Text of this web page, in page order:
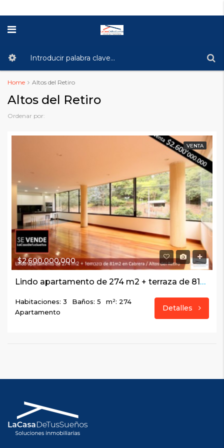
Home Altos del Retiro
Altos del Retiro
Ordenar por:
VENTA
$2,600,000,000
Lindo apartamento de 274 m2 + terraza de 81m2 en Cabrera / Altos del Retiro
Habitaciones: 3 Baños: 5
m²: 274
Apartamento
Detalles